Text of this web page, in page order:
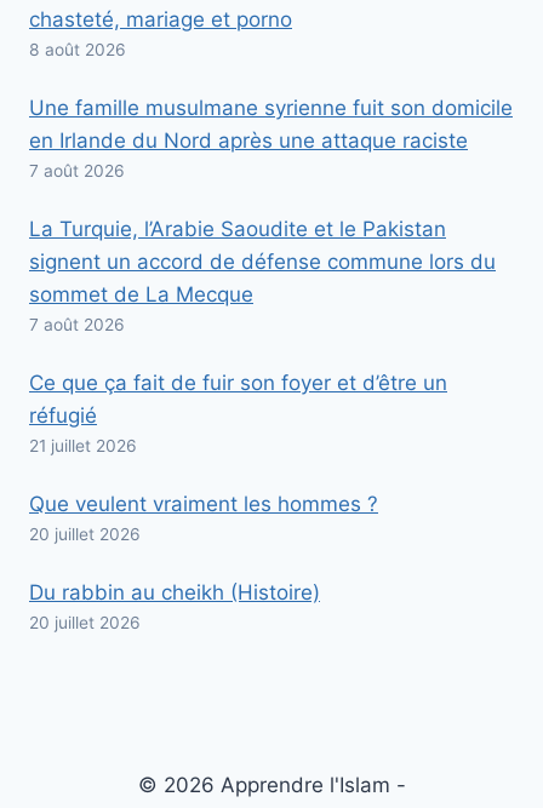
chasteté, mariage et porno
8 août 2026
Une famille musulmane syrienne fuit son domicile
en Irlande du Nord après une attaque raciste
7 août 2026
La Turquie, l’Arabie Saoudite et le Pakistan
signent un accord de défense commune lors du
sommet de La Mecque
7 août 2026
Ce que ça fait de fuir son foyer et d’être un
réfugié
21 juillet 2026
Que veulent vraiment les hommes ?
20 juillet 2026
Du rabbin au cheikh (Histoire)
20 juillet 2026
© 2026 Apprendre l'Islam -